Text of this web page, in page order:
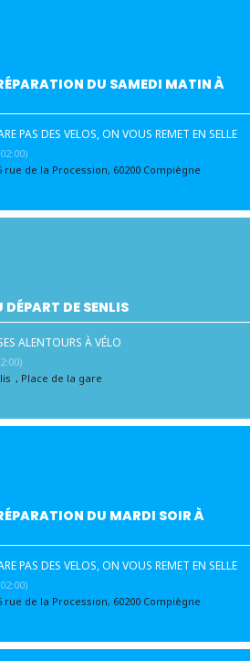
DU SAMEDI MATIN À
PAS DES VELOS, ON VOUS REMET EN SELLE
rue de la Procession, 60200 Compiègne
DE SENLIS
ALENTOURS À VÉLO
, Place de la gare
DU MARDI SOIR À
PAS DES VELOS, ON VOUS REMET EN SELLE
rue de la Procession, 60200 Compiègne